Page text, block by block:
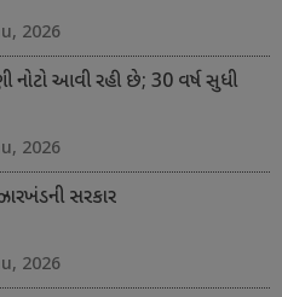
2026
નોટો આવી રહી છે; 30 વર્ષ સુધી
2026
સરકાર
2026